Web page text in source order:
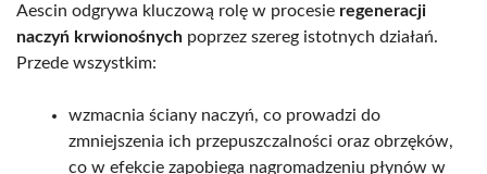
Aescin odgrywa kluczową rolę w procesie regeneracji
naczyń krwionośnych poprzez szereg istotnych działań.
Przede wszystkim:
wzmacnia ściany naczyń, co prowadzi do
zmniejszenia ich przepuszczalności oraz obrzęków,
co w efekcie zapobiega nagromadzeniu płynów w